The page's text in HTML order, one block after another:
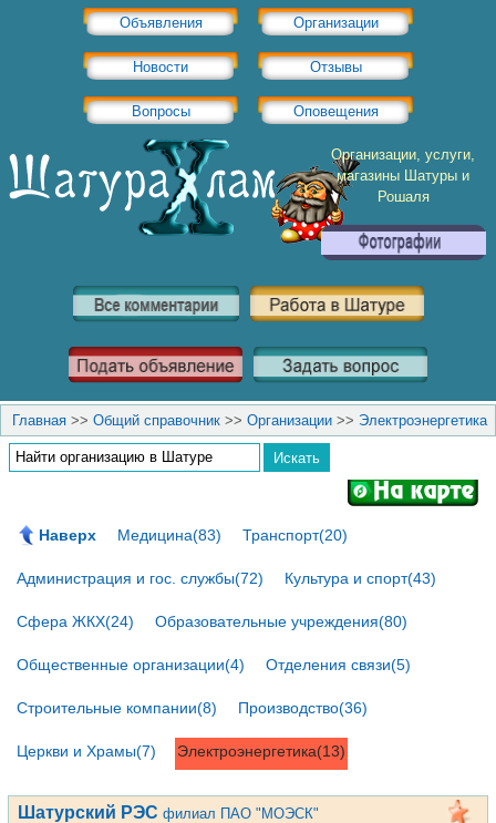
Объявления Организации
Новости Отзывы
Вопросы Оповещения
Организации, услуги,
магазины Шатуры и
Рошаля
Главная >> Общий справочник >> Организации >> Электроэнергетика
Наверх Медицина(83) Транспорт(20)
Администрация и гос. службы(72) Культура и спорт(43)
Сфера ЖКХ(24) Образовательные учреждения(80)
Общественные организации(4) Отделения связи(5)
Строительные компании(8) Производство(36)
Церкви и Храмы(7) Электроэнергетика(13)
Шатурский РЭС филиал ПАО "МОЭСК"